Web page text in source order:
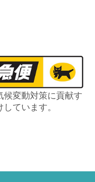
候変動対策に貢献す
ています。